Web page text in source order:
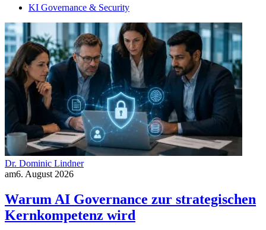
KI Governance & Security
Dr. Dominic Lindner
am6. August 2026
Warum AI Governance zur strategischen
Kernkompetenz wird